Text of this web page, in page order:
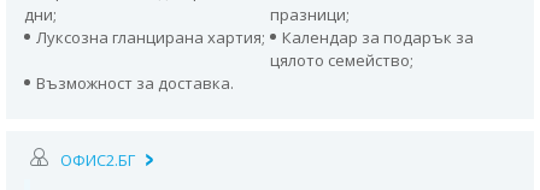
дни;
празници;
Луксозна гланцирана хартия;
Календар за подарък за
цялото семейство;
Възможност за доставка.
ОФИС2.БГ